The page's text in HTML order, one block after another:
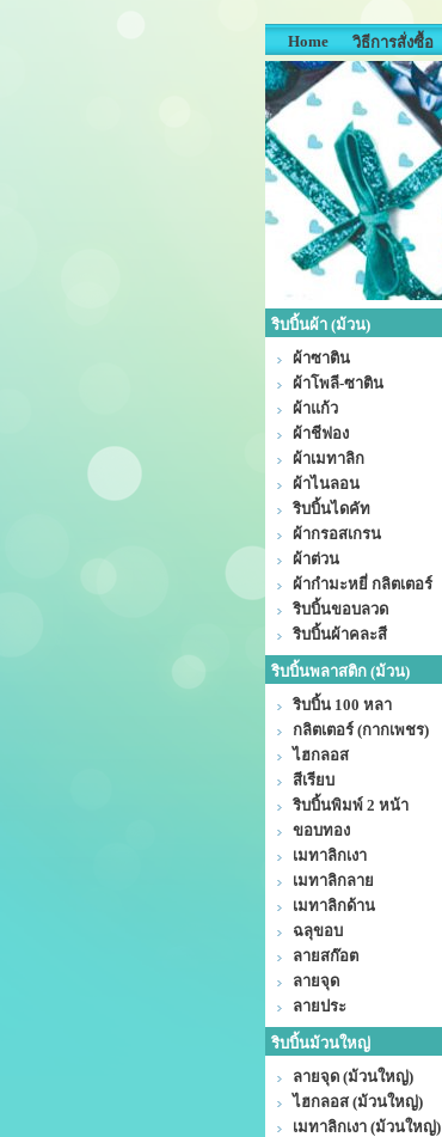
Home วิธีการสั่งซื้อ
ริบบิ้นผ้า (ม้วน)
ผ้าซาติน
ผ้าโพลี-ซาติน
ผ้าแก้ว
ผ้าชีฟอง
ผ้าเมทาลิก
ผ้าไนลอน
ริบบิ้นไดคัท
ผ้ากรอสเกรน
ผ้าต่วน
ผ้ากำมะหยี่ กลิตเตอร์
ริบบิ้นขอบลวด
ริบบิ้นผ้าคละสี
ริบบิ้นพลาสติก (ม้วน)
ริบบิ้น 100 หลา
กลิตเตอร์ (กากเพชร)
ไฮกลอส
สีเรียบ
ริบบิ้นพิมพ์ 2 หน้า
ขอบทอง
เมทาลิกเงา
เมทาลิกลาย
เมทาลิกด้าน
ฉลุขอบ
ลายสก๊อต
ลายจุด
ลายประ
ริบบิ้นม้วนใหญ่
ลายจุด (ม้วนใหญ่)
ไฮกลอส (ม้วนใหญ่)
เมทาลิกเงา (ม้วนใหญ่)